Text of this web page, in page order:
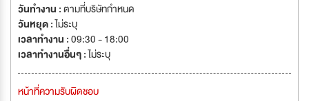
วันทำงาน :ตามที่บริษัทกำหนด
วันหยุด :ไม่ระบุ
เวลาทำงาน :09:30 - 18:00
เวลาทำงานอื่นๆ :ไม่ระบุ
หน้าที่ความรับผิดชอบ